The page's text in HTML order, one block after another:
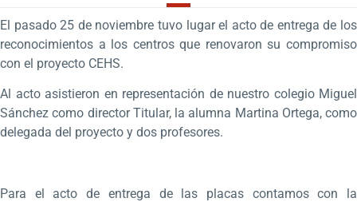
El pasado 25 de noviembre tuvo lugar el acto de entrega de los
reconocimientos a los centros que renovaron su compromiso
con el proyecto CEHS.
Al acto asistieron en representación de nuestro colegio Miguel
Sánchez como director Titular, la alumna Martina Ortega, como
delegada del proyecto y dos profesores.
Para el acto de entrega de las placas contamos con la